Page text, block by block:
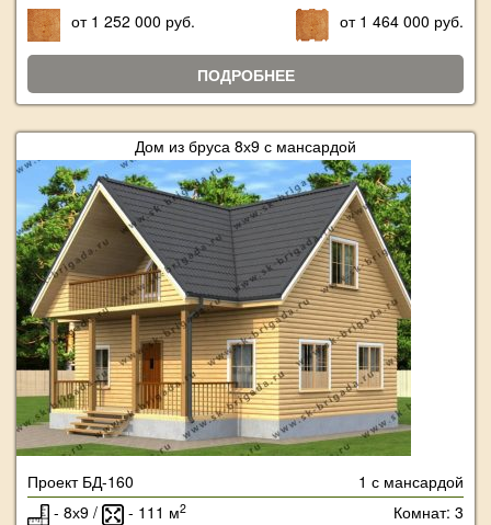
от 1 252 000 руб. от 1 464 000 руб.
ПОДРОБНЕЕ
Дом из бруса 8х9 с мансардой
Проект БД-160
1 с мансардой
- 8х9 /
- 111 м2 Комнат: 3